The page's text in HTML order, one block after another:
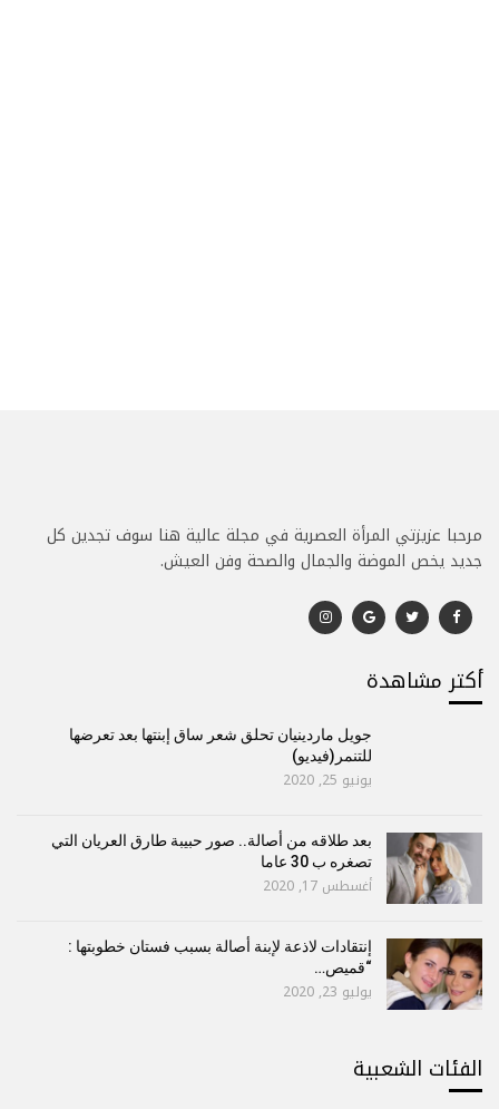
مرحبا عزيزتي المرأة العصرية في مجلة عالية هنا سوف تجدين كل
جديد يخص الموضة والجمال والصحة وفن العيش.
أكتر مشاهدة
جويل ماردينيان تحلق شعر ساق إبنتها بعد تعرضها
للتنمر(فيديو)
يونيو 25, 2020
بعد طلاقه من أصالة.. صور حبيبة طارق العريان التي
تصغره ب 30 عاما
أغسطس 17, 2020
إنتقادات لاذعة لإبنة أصالة بسبب فستان خطوبتها :
“قميص…
يوليو 23, 2020
الفئات الشعبية